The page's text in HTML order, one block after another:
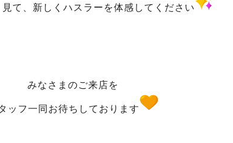
て、新しくハスラーを体感してください
みなさまのご来店を
ッフ一同お待ちしております